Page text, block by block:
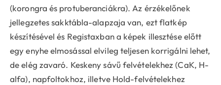
(korongra és protuberanciákra). Az érzékelőnek
jellegzetes sakktábla-alapzaja van, ezt flatkép
készítésével és Registaxban a képek illesztése előtt
egy enyhe elmosással elvileg teljesen korrigálni lehet,
de elég zavaró. Keskeny sávű felvételekhez (CaK, H-
alfa), napfoltokhoz, illetve Hold-felvételekhez